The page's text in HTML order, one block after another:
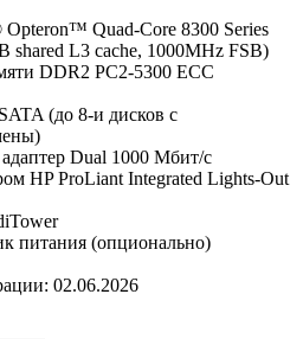
Quad-Core 8300 Series
shared L3 cache, 1000MHz FSB)
DDR2 PC2-5300 ECC
(до 8-и дисков с
Dual 1000 Мбит/с
HP ProLiant Integrated Lights-Out
питания (опционально)
02.06.2026